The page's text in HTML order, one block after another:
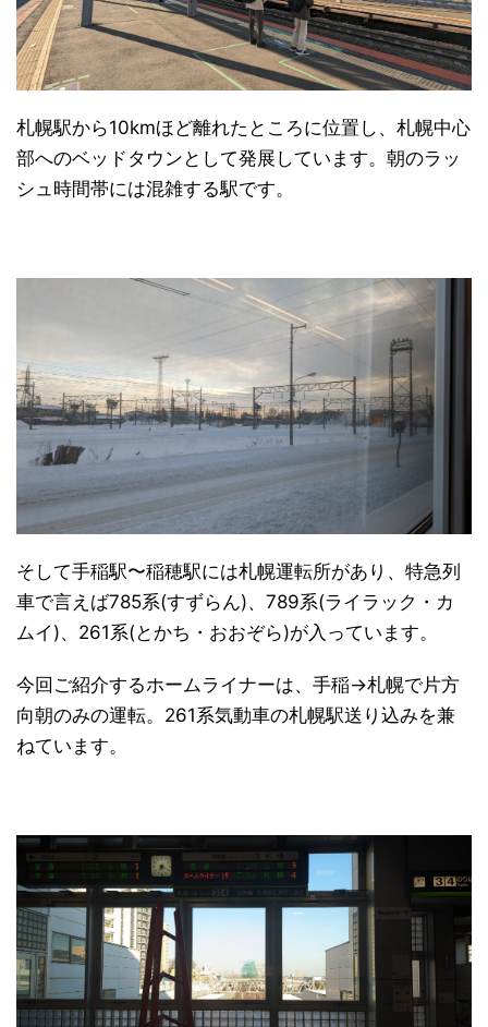
札幌駅から10kmほど離れたところに位置し、札幌中心
部へのベッドタウンとして発展しています。朝のラッ
シュ時間帯には混雑する駅です。
そして手稲駅〜稲穂駅には札幌運転所があり、特急列
車で言えば785系(すずらん)、789系(ライラック・カ
ムイ)、261系(とかち・おおぞら)が入っています。
今回ご紹介するホームライナーは、手稲→札幌で片方
向朝のみの運転。261系気動車の札幌駅送り込みを兼
ねています。